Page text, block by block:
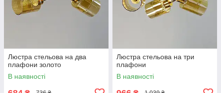
Люстра стельова на два
плафони золото
В наявності
Люстра стельова на три
плафони
В наявності